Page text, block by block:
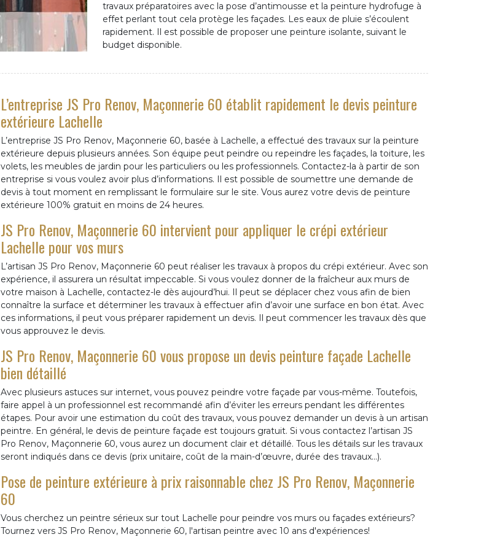
travaux préparatoires avec la pose d’antimousse et la peinture hydrofuge à
effet perlant tout cela protège les façades. Les eaux de pluie s’écoulent
rapidement. Il est possible de proposer une peinture isolante, suivant le
budget disponible.
L’entreprise JS Pro Renov, Maçonnerie 60 établit rapidement le devis peinture
extérieure Lachelle
L’entreprise JS Pro Renov, Maçonnerie 60, basée à Lachelle, a effectué des travaux sur la peinture
extérieure depuis plusieurs années. Son équipe peut peindre ou repeindre les façades, la toiture, les
volets, les meubles de jardin pour les particuliers ou les professionnels. Contactez-la à partir de son
entreprise si vous voulez avoir plus d’informations. Il est possible de soumettre une demande de
devis à tout moment en remplissant le formulaire sur le site. Vous aurez votre devis de peinture
extérieure 100% gratuit en moins de 24 heures.
JS Pro Renov, Maçonnerie 60 intervient pour appliquer le crépi extérieur
Lachelle pour vos murs
L’artisan JS Pro Renov, Maçonnerie 60 peut réaliser les travaux à propos du crépi extérieur. Avec son
expérience, il assurera un résultat impeccable. Si vous voulez donner de la fraîcheur aux murs de
votre maison à Lachelle, contactez-le dès aujourd’hui. Il peut se déplacer chez vous afin de bien
connaître la surface et déterminer les travaux à effectuer afin d’avoir une surface en bon état. Avec
ces informations, il peut vous préparer rapidement un devis. Il peut commencer les travaux dès que
vous approuvez le devis.
JS Pro Renov, Maçonnerie 60 vous propose un devis peinture façade Lachelle
bien détaillé
Avec plusieurs astuces sur internet, vous pouvez peindre votre façade par vous-même. Toutefois,
faire appel à un professionnel est recommandé afin d’éviter les erreurs pendant les différentes
étapes. Pour avoir une estimation du coût des travaux, vous pouvez demander un devis à un artisan
peintre. En général, le devis de peinture façade est toujours gratuit. Si vous contactez l’artisan JS
Pro Renov, Maçonnerie 60, vous aurez un document clair et détaillé. Tous les détails sur les travaux
seront indiqués dans ce devis (prix unitaire, coût de la main-d’œuvre, durée des travaux…).
Pose de peinture extérieure à prix raisonnable chez JS Pro Renov, Maçonnerie
60
Vous cherchez un peintre sérieux sur tout Lachelle pour peindre vos murs ou façades extérieurs?
Tournez vers JS Pro Renov, Maçonnerie 60, l'artisan peintre avec 10 ans d'expériences!